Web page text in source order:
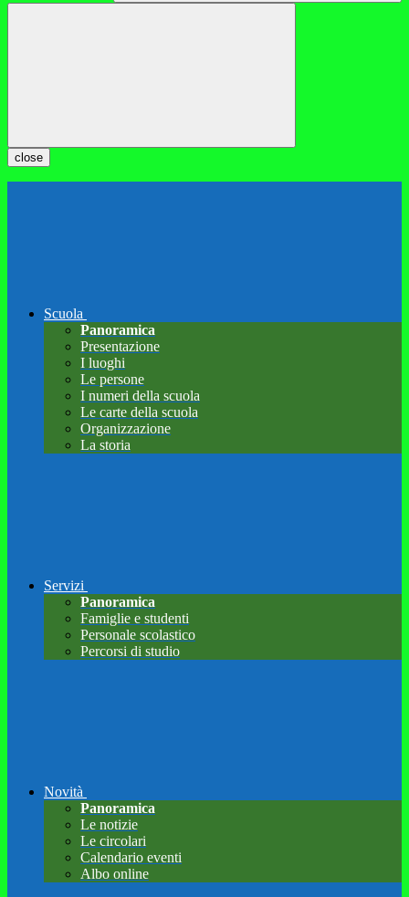
close
Scuola
Panoramica
Presentazione
I luoghi
Le persone
I numeri della scuola
Le carte della scuola
Organizzazione
La storia
Servizi
Panoramica
Famiglie e studenti
Personale scolastico
Percorsi di studio
Novità
Panoramica
Le notizie
Le circolari
Calendario eventi
Albo online